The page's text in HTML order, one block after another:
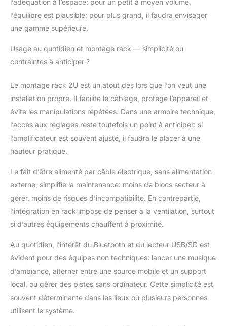
l’adéquation à l’espace: pour un petit à moyen volume,
l’équilibre est plausible; pour plus grand, il faudra envisager
une gamme supérieure.
Usage au quotidien et montage rack — simplicité ou
contraintes à anticiper ?
Le montage rack 2U est un atout dès lors que l’on veut une
installation propre. Il facilite le câblage, protège l’appareil et
évite les manipulations répétées. Dans une armoire technique,
l’accès aux réglages reste toutefois un point à anticiper: si
l’amplificateur est souvent ajusté, il faudra le placer à une
hauteur pratique.
Le fait d’être alimenté par câble électrique, sans alimentation
externe, simplifie la maintenance: moins de blocs secteur à
gérer, moins de risques d’incompatibilité. En contrepartie,
l’intégration en rack impose de penser à la ventilation, surtout
si d’autres équipements chauffent à proximité.
Au quotidien, l’intérêt du Bluetooth et du lecteur USB/SD est
évident pour des équipes non techniques: lancer une musique
d’ambiance, alterner entre une source mobile et un support
local, ou gérer des pistes sans ordinateur. Cette simplicité est
souvent déterminante dans les lieux où plusieurs personnes
utilisent le système.